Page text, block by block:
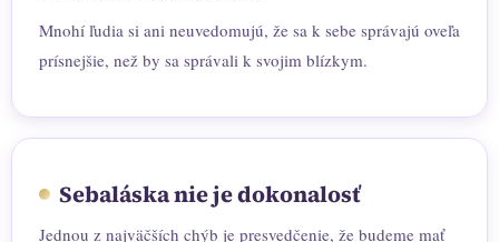
Mnohí ľudia si ani neuvedomujú, že sa k sebe správajú oveľa
prísnejšie, než by sa správali k svojim blízkym.
Sebaláska nie je dokonalosť
Jednou z najväčších chýb je presvedčenie, že budeme mať